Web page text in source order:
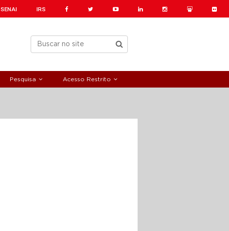
SENAI IRS
Pesquisa Acesso Restrito